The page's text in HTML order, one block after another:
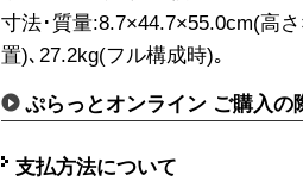
寸法･質量:8.7×44.7×55.0cm(高
置)､27.2kg(フル構成時)｡
ぷらっとオンライン ご購入の
支払方法について